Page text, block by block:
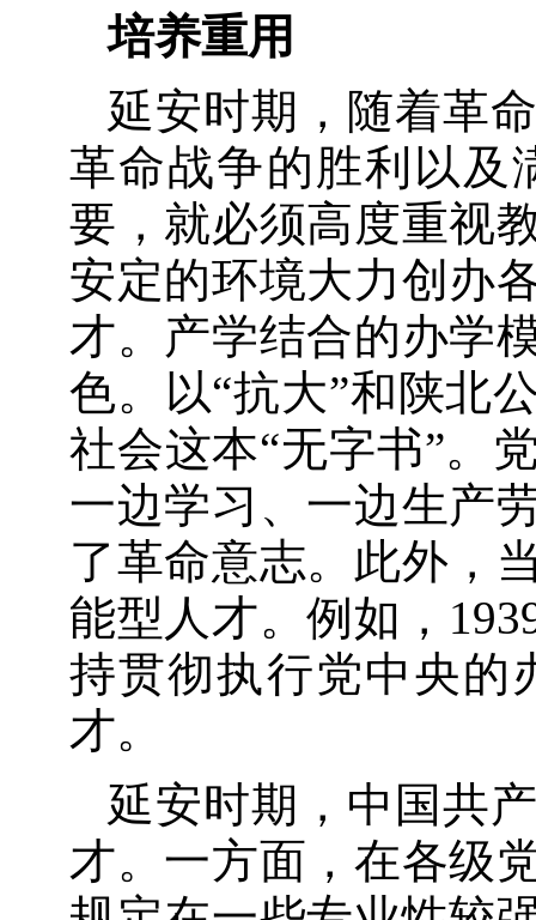
培养重用
延安时期，随着革
革命战争的胜利以及
要，就必须高度重视
安定的环境大力创办
才。产学结合的办学
色。以“抗大”和陕北
社会这本“无字书”。
一边学习、一边生产
了革命意志。此外，
能型人才。例如，
持贯彻执行党中央的
才。
延安时期，中国共
才。一方面，在各级